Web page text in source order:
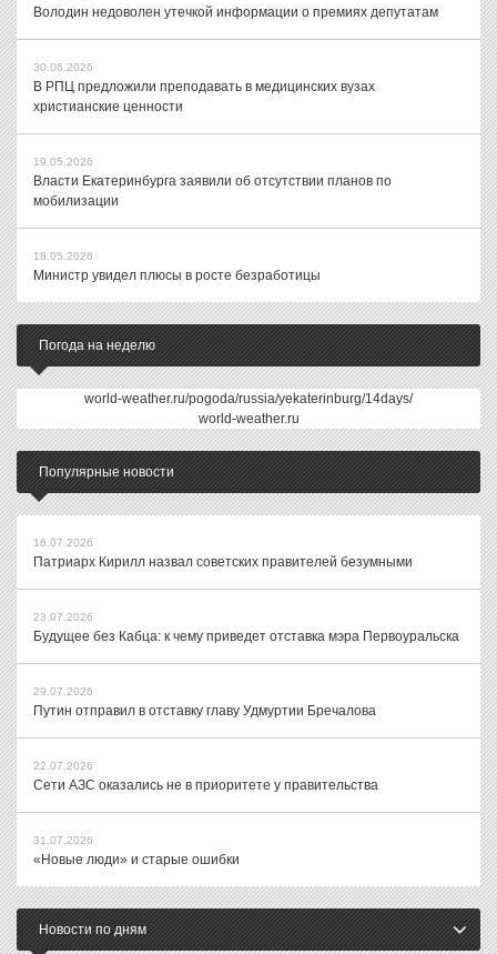
Володин недоволен утечкой информации о премиях депутатам
30.06.2026
В РПЦ предложили преподавать в медицинских вузах
христианские ценности
19.05.2026
Власти Екатеринбурга заявили об отсутствии планов по
мобилизации
18.05.2026
Министр увидел плюсы в росте безработицы
Погода на неделю
world-weather.ru/pogoda/russia/yekaterinburg/14days/
world-weather.ru
Популярные новости
16.07.2026
Патриарх Кирилл назвал советских правителей безумными
23.07.2026
Будущее без Кабца: к чему приведет отставка мэра Первоуральска
29.07.2026
Путин отправил в отставку главу Удмуртии Бречалова
22.07.2026
Сети АЗС оказались не в приоритете у правительства
31.07.2026
«Новые люди» и старые ошибки
Новости по дням